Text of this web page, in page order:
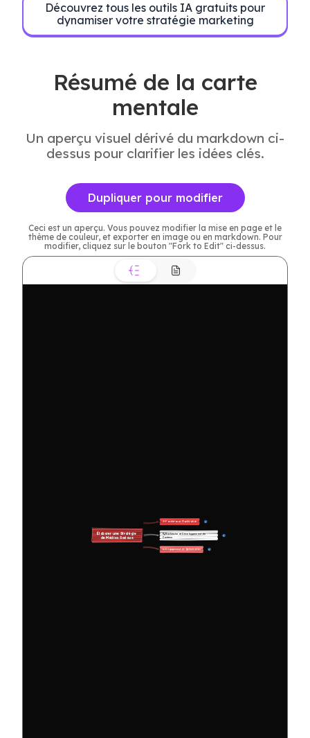
Découvrez tous les outils IA gratuits pour
dynamiser votre stratégie marketing
Résumé de la carte
mentale
Un aperçu visuel dérivé du markdown ci-
dessus pour clarifier les idées clés.
Dupliquer pour modifier
Ceci est un aperçu. Vous pouvez modifier la mise en page et le
thème de couleur, et exporter en image ou en markdown. Pour
modifier, cliquez sur le bouton "Fork to Edit" ci-dessus.
🎯 Fondation et Planification
🔍 Recherche et Développement de
Contenu
📈 Engagement et Optimisation
Élaborer une Stratégie
de Médias Sociaux